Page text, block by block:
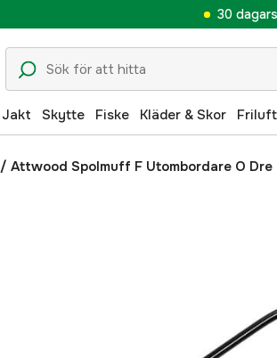
30
Jakt Skytte Fiske Kläder & Skor
/ Attwood Spolmuff F Utombordare O Dre